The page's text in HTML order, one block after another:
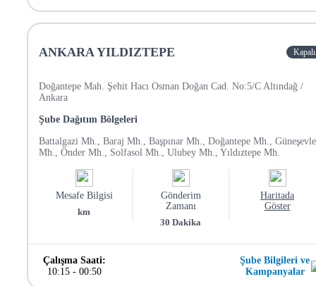
ANKARA YILDIZTEPE Kapalı
Doğantepe Mah. Şehit Hacı Osman Doğan Cad. No:5/C Altındağ /
Ankara
Şube Dağıtım Bölgeleri
Battalgazi Mh., Baraj Mh., Başpınar Mh., Doğantepe Mh.,
Mh., Önder Mh., Solfasol Mh., Ulubey Mh., Yıldıztepe Mh.
Mesafe Bilgisi
km
Gönderim
Zamanı
30 Dakika
Haritada
Göster
Çalışma Saati:
10:15- 00:50
Şube Bilgileri ve
Kampanyalar